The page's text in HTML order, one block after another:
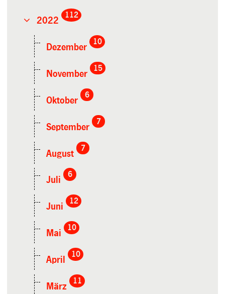
2022
112
Dezember
10
November
15
Oktober
6
September
7
August
7
Juli
6
Juni
12
Mai
10
April
10
März
11